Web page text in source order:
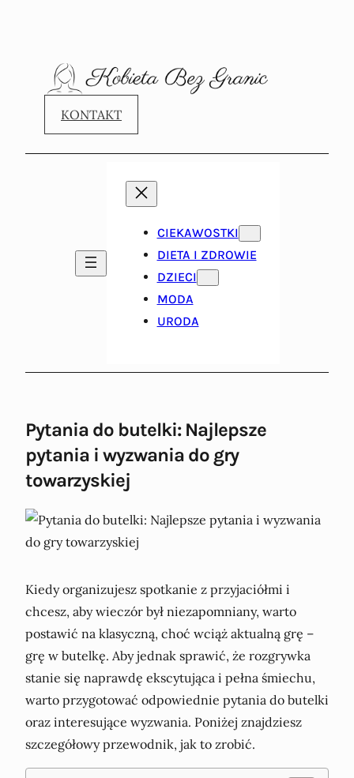
KONTAKT
CIEKAWOSTKI
DIETA I ZDROWIE
DZIECI
MODA
URODA
Pytania do butelki: Najlepsze
pytania i wyzwania do gry
towarzyskiej
Kiedy organizujesz spotkanie z przyjaciółmi i
chcesz, aby wieczór był niezapomniany, warto
postawić na klasyczną, choć wciąż aktualną grę –
grę w butelkę. Aby jednak sprawić, że rozgrywka
stanie się naprawdę ekscytująca i pełna śmiechu,
warto przygotować odpowiednie pytania do butelki
oraz interesujące wyzwania. Poniżej znajdziesz
szczegółowy przewodnik, jak to zrobić.